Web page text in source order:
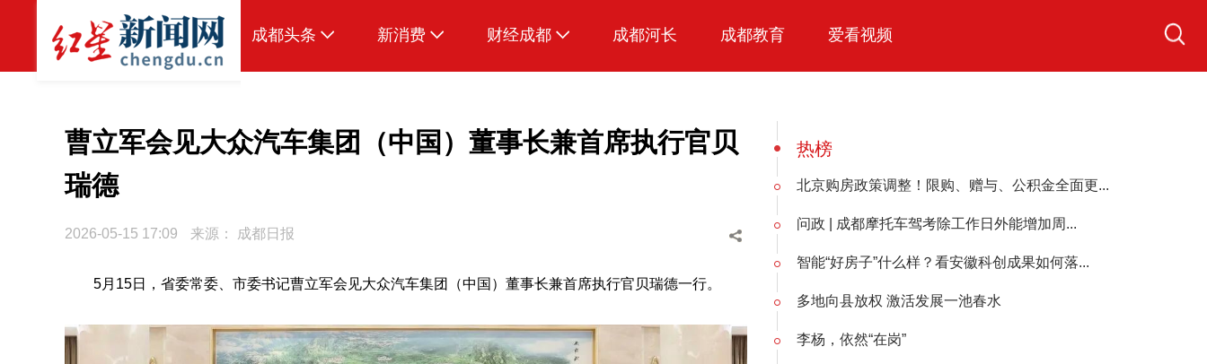
成都头条
本地
传真机
新消费 财经成都 成都河长 成都教育 爱看视频
曹立军会见大众汽车集团（中国）董事长兼首席执行官贝
瑞德
2026-05-15 17:09 来源： 成都日报
5月 15日，省委常委、市委书记曹立军会见大众汽车集团（中国）董事长兼首席执行官贝瑞德一行。
热榜
北京购房政策调整！限购、赠与、公积金全面更...
问政 | 成都摩托车驾考除工作日外能增加周...
智能“好房子”什么样？看安徽科创成果如何落...
多地向县放权 激活发展一池春水
李杨，依然“在岗”